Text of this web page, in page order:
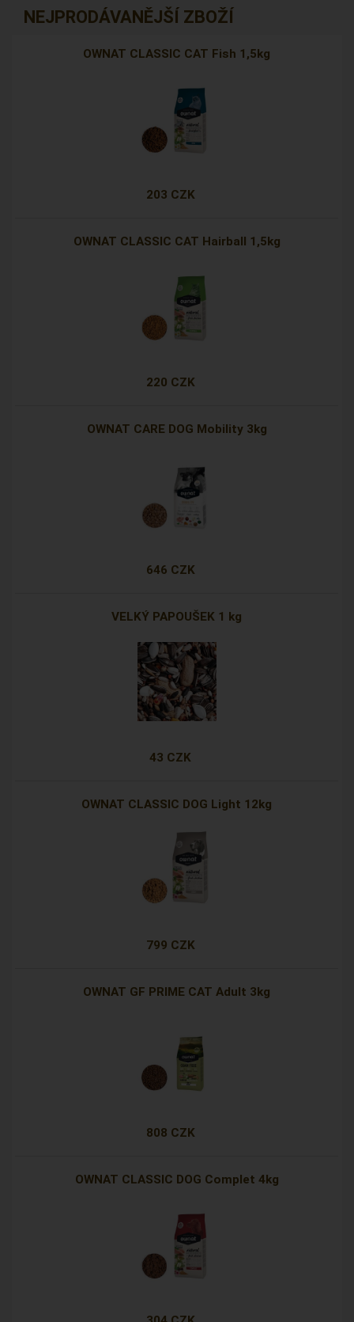
NEJPRODÁVANĚJŠÍ ZBOŽÍ
OWNAT CLASSIC CAT Fish 1,5kg
203 CZK
OWNAT CLASSIC CAT Hairball 1,5kg
220 CZK
OWNAT CARE DOG Mobility 3kg
646 CZK
VELKÝ PAPOUŠEK 1 kg
43 CZK
OWNAT CLASSIC DOG Light 12kg
799 CZK
OWNAT GF PRIME CAT Adult 3kg
808 CZK
OWNAT CLASSIC DOG Complet 4kg